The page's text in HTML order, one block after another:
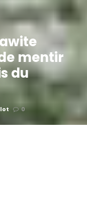
mentir
du
0